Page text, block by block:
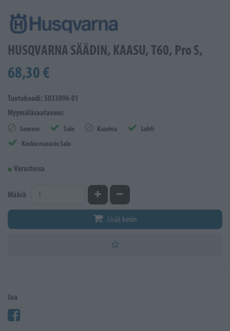
HUSQVARNA SÄÄDIN, KAASU, T60, Pro S,
68,30 €
Tuotekoodi: 5033096-01
Myymäläsaatavuus:
Somero Salo Kaarina
Lahti
Keskusvarasto Salo
Varastossa
Määrä Kasvata määrääVähennä määrää
Lisää koriin
Jaa